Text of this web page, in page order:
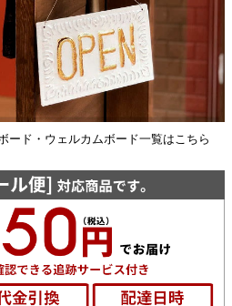
ード・ウェルカムボード一覧はこちら